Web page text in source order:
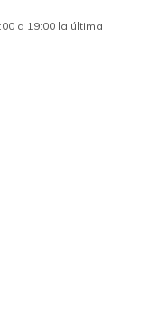
a 19:00 la última